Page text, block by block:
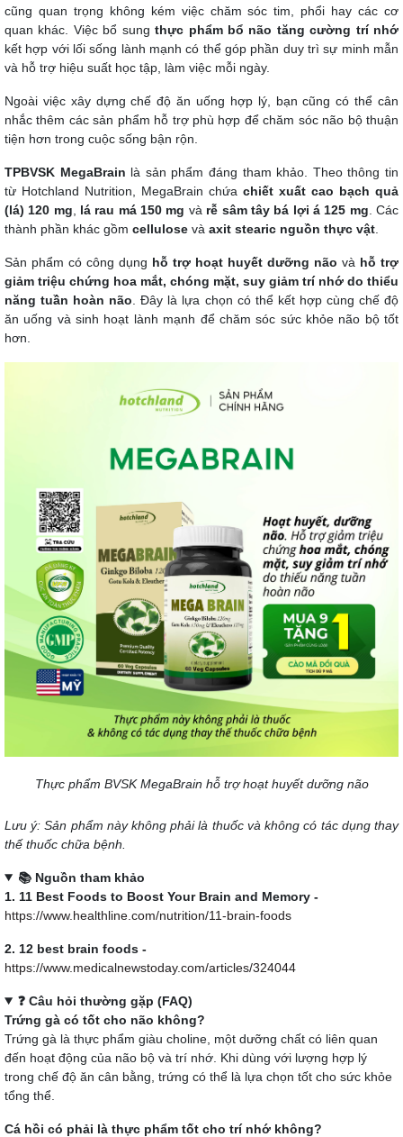
cũng quan trọng không kém việc chăm sóc tim, phổi hay các cơ
quan khác. Việc bổ sungthực phẩm bổ não tăng cường trí nhớ
kết hợp với lối sống lành mạnh có thể góp phần duy trì sự minh mẫn
và hỗ trợ hiệu suất học tập, làm việc mỗi ngày.
Ngoài việc xây dựng chế độ ăn uống hợp lý, bạn cũng có thể cân
nhắc thêm các sản phẩm hỗ trợ phù hợp để chăm sóc não bộ thuận
tiện hơn trong cuộc sống bận rộn.
TPBVSK MegaBrain là sản phẩm đáng tham khảo. Theo thông tin
từ Hotchland Nutrition, MegaBrain chứa chiết xuất cao bạch quả
(lá) 120 mg
lá rau má 150 mg và rễ sâm tây bá lợi á 125 mg . Các
thành phần khác gồm cellulose và axit stearic nguồn thực vật
Sản phẩm có công dụng hỗ trợ hoạt huyết dưỡng não và hỗ trợ
giảm triệu chứng hoa mắt, chóng mặt, suy giảm trí nhớ do thiểu
năng tuần hoàn não . Đây là lựa chọn có thể kết hợp cùng chế độ
ăn uống và sinh hoạt lành mạnh để chăm sóc sức khỏe não bộ tốt
hơn.
Thực phẩm BVSK MegaBrain hỗ trợ hoạt huyết dưỡng não
Lưu ý: Sản phẩm này không phải là thuốc và không có tác dụng thay
thế thuốc chữa bệnh.
📚 Nguồn tham khảo
1. 11 Best Foods to Boost Your Brain and Memory -
https://www.healthline.com/nutrition/11-brain-foods
2. 12 best brain foods -
https://www.medicalnewstoday.com/articles/324044
❓ Câu hỏi thường gặp (FAQ)
Trứng gà có tốt cho não không?
Trứng gà là thực phẩm giàu choline, một dưỡng chất có liên quan
đến hoạt động của não bộ và trí nhớ. Khi dùng với lượng hợp lý
trong chế độ ăn cân bằng, trứng có thể là lựa chọn tốt cho sức khỏe
tổng thể.
Cá hồi có phải là thực phẩm tốt cho trí nhớ không?